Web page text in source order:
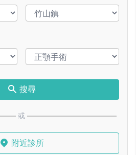
搜尋
或
附近診所